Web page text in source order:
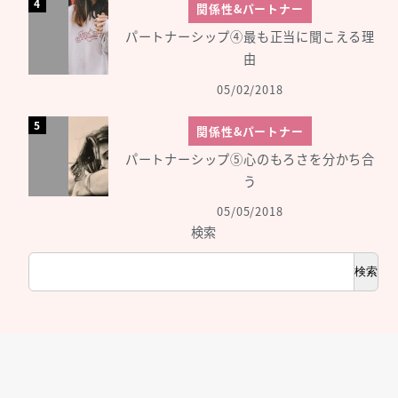
関係性&パートナー
パートナーシップ④最も正当に聞こえる理
由
05/02/2018
関係性&パートナー
パートナーシップ⑤心のもろさを分かち合
う
05/05/2018
検索
検索